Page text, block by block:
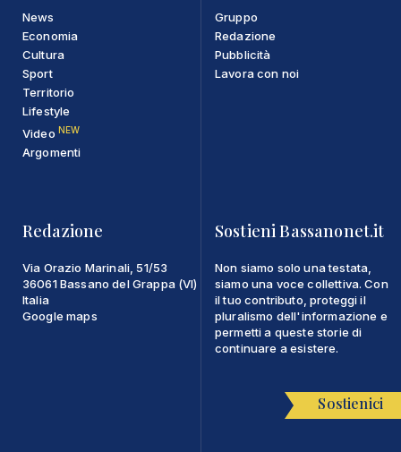
News
Economia
Cultura
Sport
Territorio
Lifestyle
Video NEW
Argomenti
Gruppo
Redazione
Pubblicità
Lavora con noi
Redazione
Via Orazio Marinali, 51/53
36061 Bassano del Grappa (VI)
Italia
Google maps
Sostieni Bassanonet.it
Non siamo solo una testata,
siamo una voce collettiva. Con
il tuo contributo, proteggi il
pluralismo dell'informazione e
permetti a queste storie di
continuare a esistere.
Sostienici